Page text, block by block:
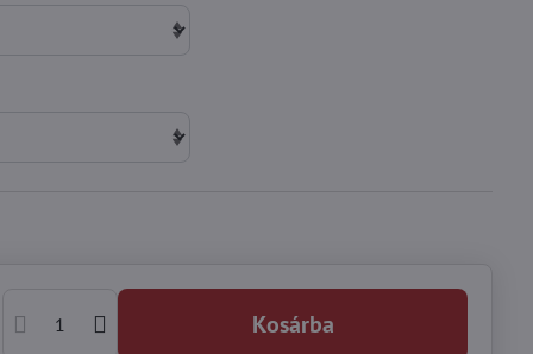
Kosárba